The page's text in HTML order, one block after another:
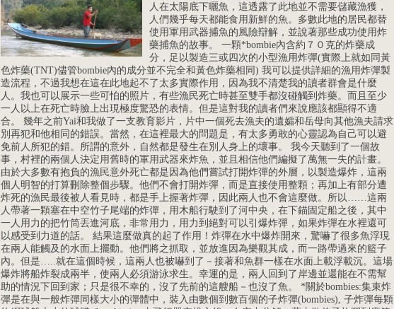
人在太陽底下曬魚，這透露了此地並不需要儲藏漁獲，
人們幾乎每天都能食用新鮮的魚。多數此地的居民都替
使用軍用武器捕魚的風險辯解，並說著那些成功使用炸
藥捕魚的故事。 一顆*bombie內含約７０克的炸藥成
分，足以製造三或四次的小型漁用炸彈(實際上就如同黃
色炸藥(TNT)儘管bombie內的成分並不完全和黃色炸藥相同) 我可以提供詳細的漁用炸彈製
造流程，不過我想在這在此地起不了太多實際作用，因為我不清楚我的讀者群會是什麼
人。我也可以展示一些可怕的照片，有些漁民死亡時甚至雙手都沒碰觸到炸藥。而且至少
一人以上在死亡時臉上出現極度驚恐的表情。但是這對我的讀者們來說應該都顯得不適
合。 幾年之前Yai和我做了一支教育影片，片中一個死去漁夫的遺孀和岳母向其他漁夫請求
別再犯和他相同的錯誤。當然，在這裡最大的問題是，有太多勇敢的心靈認為自己可以避
免前人所犯的錯。所謂的意外，自然都是發生在別人身上的壞事。 我今天聽到了一個故
事，村裡的兩個人決定用舊時的軍用武器來炸魚，並且相信他們編擬了萬無一失的計畫。
由於大多數有抱負的漁民意外死亡都是因為他們嘗試打開炸彈的外層，以製造爆炸，這兩
個人明智的打算刪除整個步驟。他們不會打開炸彈，而是直接使用整顆；再加上有部分遭
炸死的漁民最後被人看見時，都是手上握著炸彈，因此兩人也不會這麼做。所以……這兩
人帶著一顆塞在中空竹子尾端的炸彈，用木船行駛到了河中央，在下錨固定船之後，其中
一人用力的把竹筒丟進河底，非常用力，用力到絕對可以引爆炸彈，如果炸彈在水裡還可
以感受到力道的話。 結果這麼做真的起了作用！炸彈在水中爆炸開來，驚嚇了很多魚浮現
在兩人能觸及的水面上擺動。他們將之抓取，並放進因為樂觀其成，而一路帶過來的籃子
內。但是…..就在這個時候，這兩人也被嚇到了－接著和魚群一樣在水面上載浮載沉。這場
爆炸將船炸裂成兩半，使兩人必須游泳求生。幸運的是，兩人回到了岸邊並還能在不需幫
助的情況下回到家；只是很不幸的，沒了先前的這艘船－也沒了魚。 *關於bombies:集束炸
彈是在與一般炸彈同樣大小的彈體中，裝入由數個到數百個的子炸彈(bombies), 子炸彈每顆